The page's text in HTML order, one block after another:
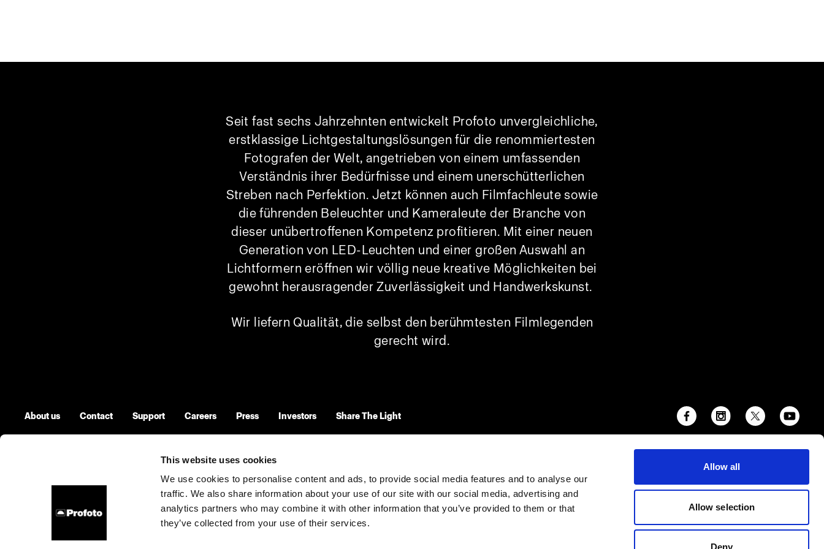
This website uses cookies
We use cookies to personalise content and ads, to provide social media features and to analyse our
traffic. We also share information about your use of our site with our social media, advertising and
analytics partners who may combine it with other information that you’ve provided to them or that
they’ve collected from your use of their services.
Allow all
Allow selection
Deny
Seit fast sechs Jahrzehnten entwickelt Profoto unvergleichliche,
erstklassige Lichtgestaltungslösungen für die renommiertesten
Fotografen der Welt, angetrieben von einem umfassenden
Verständnis ihrer Bedürfnisse und einem unerschütterlichen
Streben nach Perfektion. Jetzt können auch Filmfachleute sowie
die führenden Beleuchter und Kameraleute der Branche von
dieser unübertroffenen Kompetenz profitieren. Mit einer neuen
Generation von LED-Leuchten und einer großen Auswahl an
Lichtformern eröffnen wir völlig neue kreative Möglichkeiten bei
gewohnt herausragender Zuverlässigkeit und Handwerkskunst.
Wir liefern Qualität, die selbst den berühmtesten Filmlegenden
gerecht wird.
About us Contact Support Careers Press Investors Share The Light
Terms of use Malta
Copyright (C) 1968-2025 Profoto AB. All rights reserved.